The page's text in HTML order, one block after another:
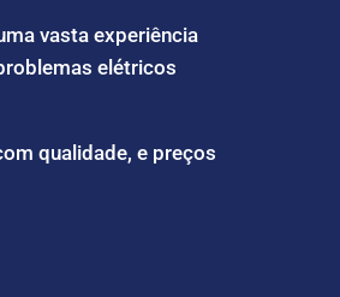
vasta experiência
elétricos
qualidade, e preços